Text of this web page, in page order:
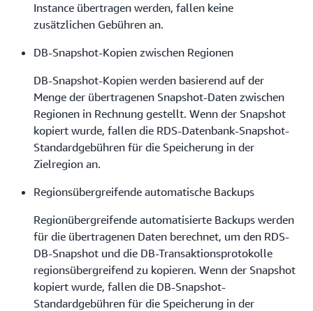
Instance übertragen werden, fallen keine
zusätzlichen Gebühren an.
DB-Snapshot-Kopien zwischen Regionen
DB-Snapshot-Kopien werden basierend auf der
Menge der übertragenen Snapshot-Daten zwischen
Regionen in Rechnung gestellt. Wenn der Snapshot
kopiert wurde, fallen die RDS-Datenbank-Snapshot-
Standardgebühren für die Speicherung in der
Zielregion an.
Regionsübergreifende automatische Backups
Regionübergreifende automatisierte Backups werden
für die übertragenen Daten berechnet, um den RDS-
DB-Snapshot und die DB-Transaktionsprotokolle
regionsübergreifend zu kopieren. Wenn der Snapshot
kopiert wurde, fallen die DB-Snapshot-
Standardgebühren für die Speicherung in der